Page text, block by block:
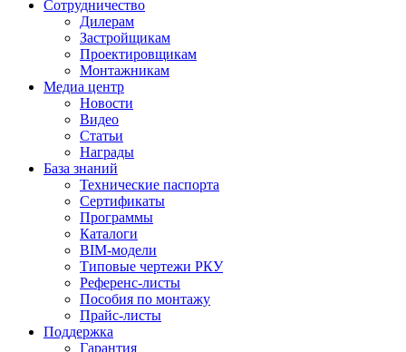
Сотрудничество
Дилерам
Застройщикам
Проектировщикам
Монтажникам
Медиа центр
Новости
Видео
Статьи
Награды
База знаний
Технические паспорта
Сертификаты
Программы
Каталоги
BIM-модели
Типовые чертежи РКУ
Референс-листы
Пособия по монтажу
Прайс-листы
Поддержка
Гарантия